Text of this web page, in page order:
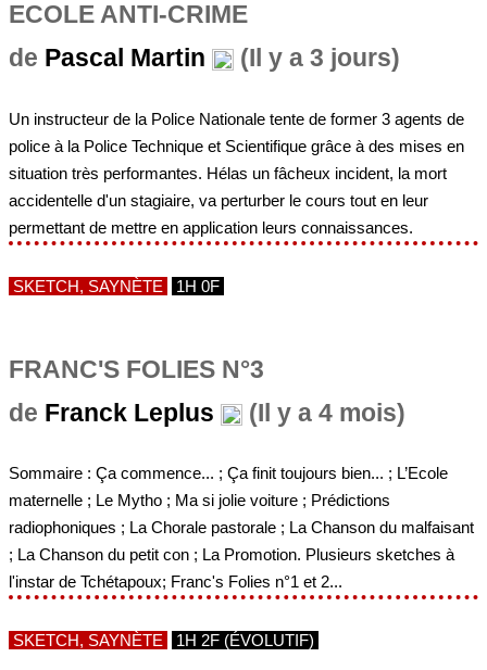
ECOLE ANTI-CRIME
de Pascal Martin (Il y a 3 jours)
Un instructeur de la Police Nationale tente de former 3 agents de
police à la Police Technique et Scientifique grâce à des mises en
situation très performantes. Hélas un fâcheux incident, la mort
accidentelle d'un stagiaire, va perturber le cours tout en leur
permettant de mettre en application leurs connaissances.
SKETCH, SAYNÈTE 1H 0F
FRANC'S FOLIES N°3
de Franck Leplus (Il y a 4 mois)
Sommaire : Ça commence... ; Ça finit toujours bien... ; L’Ecole
maternelle ; Le Mytho ; Ma si jolie voiture ; Prédictions
radiophoniques ; La Chorale pastorale ; La Chanson du malfaisant
; La Chanson du petit con ; La Promotion. Plusieurs sketches à
l'instar de Tchétapoux; Franc's Folies n°1 et 2...
SKETCH, SAYNÈTE 1H 2F (ÉVOLUTIF)